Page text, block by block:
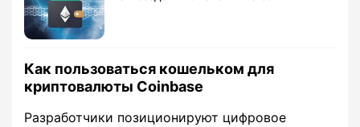
Как пользоваться кошельком для
криптовалюты Coinbase
Разработчики позиционируют цифровое